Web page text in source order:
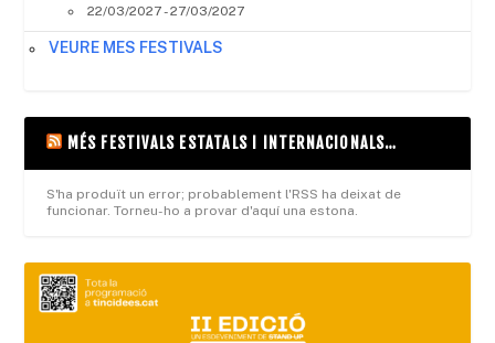
22/03/2027 - 27/03/2027
VEURE MES FESTIVALS
MÉS FESTIVALS ESTATALS I INTERNACIONALS…
S'ha produït un error; probablement l'RSS ha deixat de
funcionar. Torneu-ho a provar d'aquí una estona.